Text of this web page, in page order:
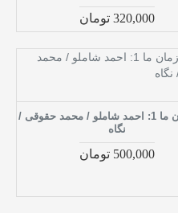
320,000 تومان
شعر زمان ما 1: احمد شاملو / محمد حقوقی /
نگاه
500,000 تومان